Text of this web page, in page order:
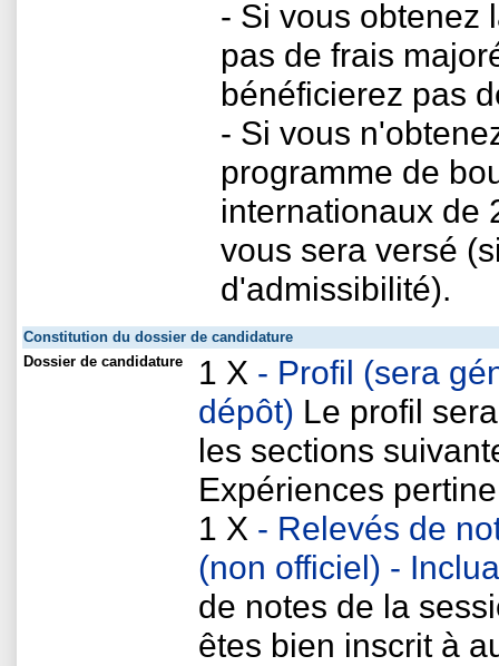
- Si vous obtenez
pas de frais
bénéficierez pas
- Si vous
programme de
internationaux de
vous sera versé
d'admissibilité).
Constitution du dossier de candidature
Dossier de candidature
1 X - Profil (sera
dépôt) Le profil
les sections
Expériences
1 X - Relevés de
(non officiel) -
de notes de la
êtes bien inscrit à